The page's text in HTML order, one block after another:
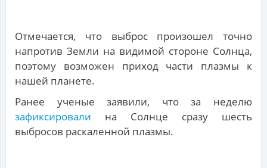
Отмечается, что выброс произошел точно
напротив Земли на видимой стороне Солнца,
поэтому возможен приход части плазмы к
нашей планете.
Ранее ученые заявили, что за неделю
зафиксировали на Солнце сразу шесть
выбросов раскаленной плазмы.